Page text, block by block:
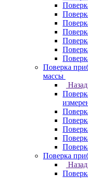
Поверка
массы
Назад
Поверка
Назад